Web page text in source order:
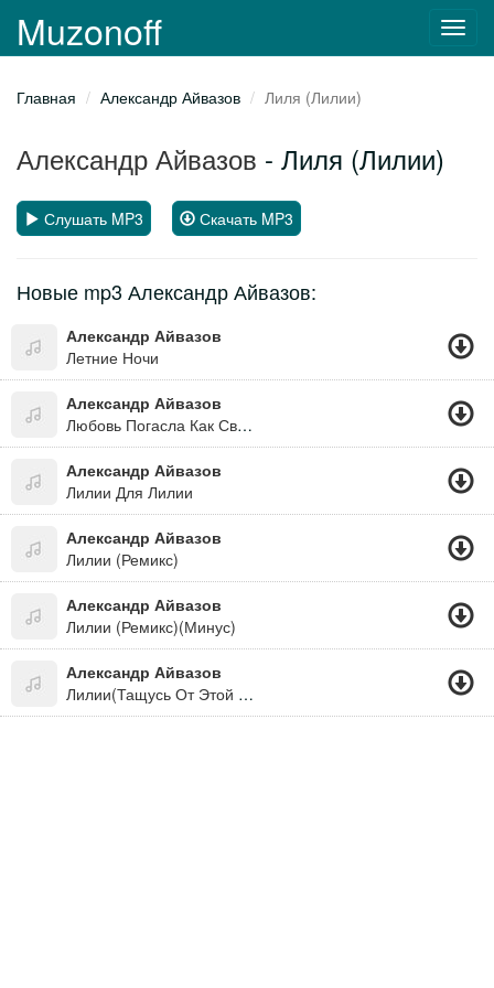
Muzonoff
Главная Александр Айвазов Лиля (Лилии)
Александр Айвазов - Лиля (Лилии)
Слушать MP3 Скачать MP3
Новые mp3 Александр Айвазов:
Александр Айвазов
Летние Ночи
Александр Айвазов
Любовь Погасла Как Свеча, Нельзя Сначала Всё Начать!
Александр Айвазов
Лилии Для Лилии
Александр Айвазов
Лилии (Ремикс)
Александр Айвазов
Лилии (Ремикс)(Минус)
Александр Айвазов
Лилии(Тащусь От Этой Песни))))